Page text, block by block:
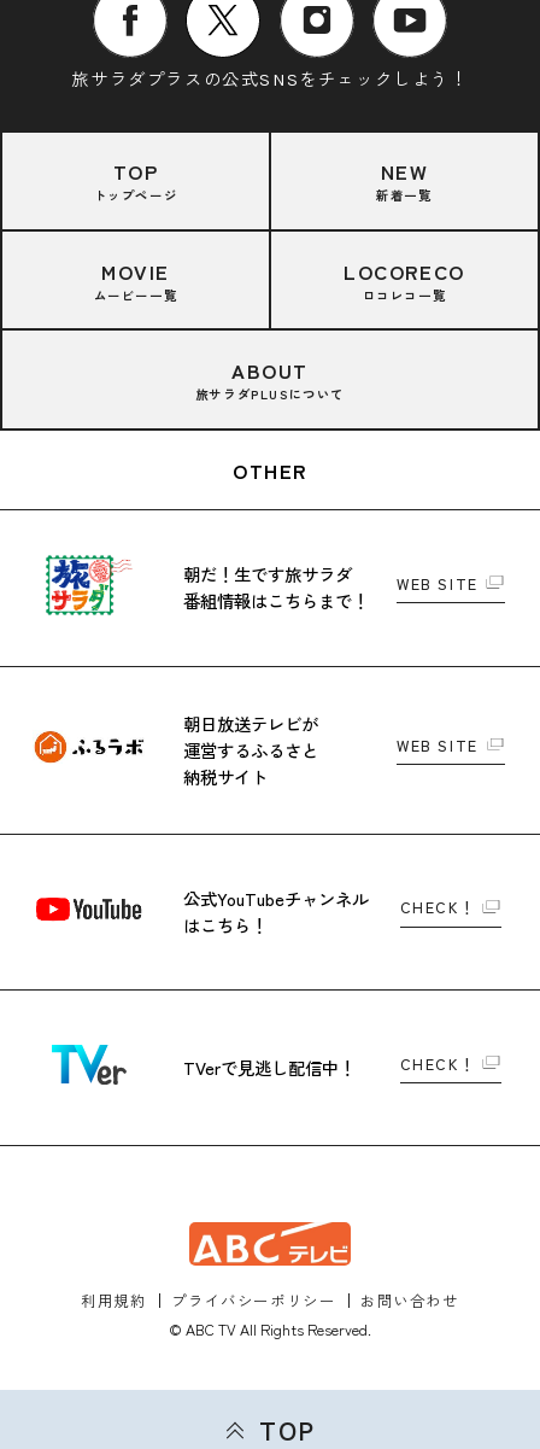
旅サラダプラスの公式SNSをチェックしよう！
TOP
トップページ
NEW
新着一覧
MOVIE
ムービー一覧
LOCORECO
ロコレコ一覧
ABOUT
旅サラダPLUSについて
OTHER
朝だ！生です旅サラダ
番組情報はこちらまで！
WEB SITE
朝日放送テレビが
運営するふるさと
納税サイト
WEB SITE
公式YouTubeチャンネル
はこちら！
CHECK！
TVerで見逃し配信中！ CHECK！
利用規約 プライバシーポリシー
お問い合わせ
© ABC TV All Rights Reserved.
TOP